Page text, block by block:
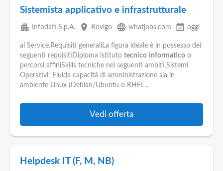
Sistemista applicativo e infrastrutturale
apartment Infodati S.p.A. place Rovigo language whatjobs.com event_available oggi
al Service.Requisiti generaliLa figura ideale è in possesso dei
seguenti requisitiDiploma istituto tecnico informatico o
percorsi affiniSkills tecniche nei seguenti ambiti:Sistemi
Operativi: Fluida capacità di amministrazione sia in
ambiente Linux (Debian/Ubuntu o RHEL...
Vedi offerta
Helpdesk IT (F, M, NB)